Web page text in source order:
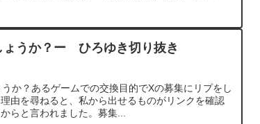
にこんな質問してるかな？と気になったことがあ
い。https://hiroyuki-ziten.com/できるだけ、多くの
ますので、使いやすいと感じて頂けたら、いい
す。
ょうか？ー ひろゆき切り抜き
か？あるゲームでの交換目的でXの募集にリプをし
由を尋ねると、私から出せるものがリンクを確認
らと言われました。募集...